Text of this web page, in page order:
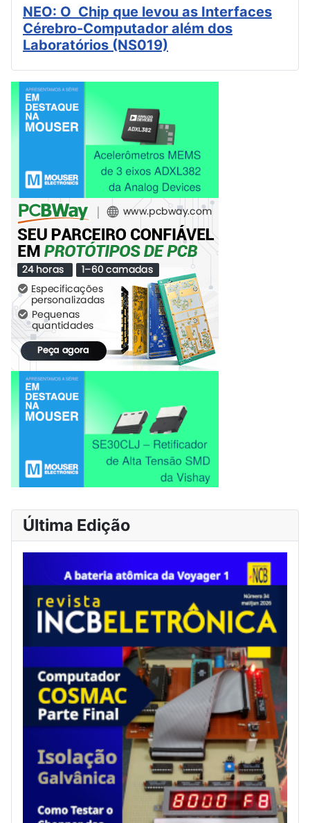
NEO: O Chip que levou as Interfaces
Cérebro-Computador além dos
Laboratórios (NS019)
Última Edição